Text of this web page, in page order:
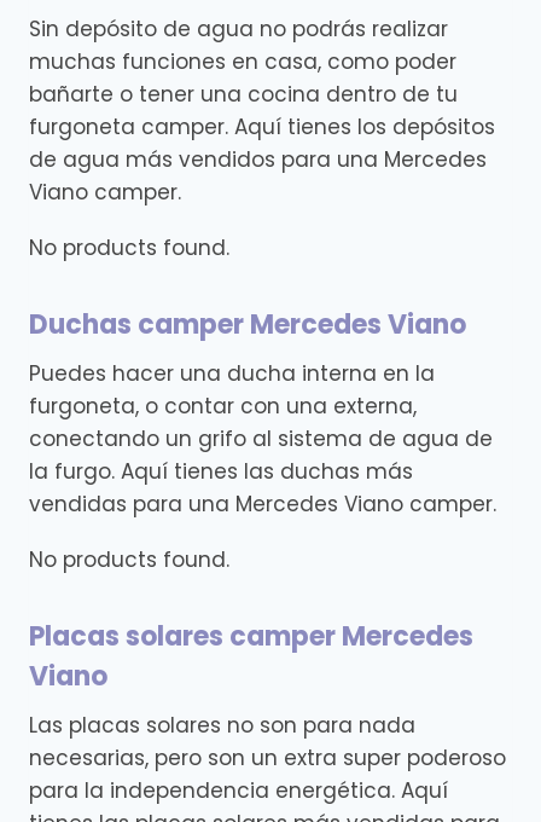
Sin depósito de agua no podrás realizar
muchas funciones en casa, como poder
bañarte o tener una cocina dentro de tu
furgoneta camper. Aquí tienes los depósitos
de agua más vendidos para una Mercedes
Viano camper.
No products found.
Duchas camper Mercedes Viano
Puedes hacer una ducha interna en la
furgoneta, o contar con una externa,
conectando un grifo al sistema de agua de
la furgo. Aquí tienes las duchas más
vendidas para una Mercedes Viano camper.
No products found.
Placas solares camper Mercedes
Viano
Las placas solares no son para nada
necesarias, pero son un extra super poderoso
para la independencia energética. Aquí